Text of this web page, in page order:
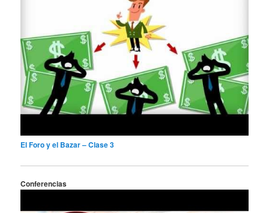
El Foro y el Bazar – Clase 3
Conferencias